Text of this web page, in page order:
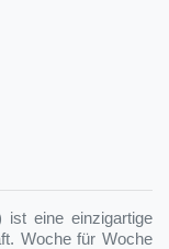
ist eine einzigartige
Woche für Woche